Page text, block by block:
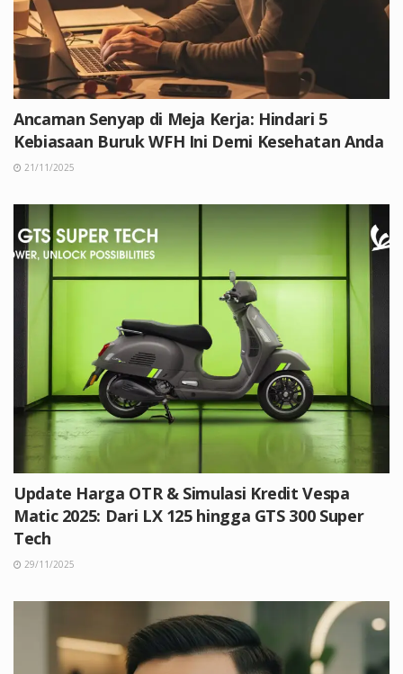
Ancaman Senyap di Meja Kerja: Hindari 5
Kebiasaan Buruk WFH Ini Demi Kesehatan Anda
21/11/2025
Update Harga OTR & Simulasi Kredit Vespa
Matic 2025: Dari LX 125 hingga GTS 300 Super
Tech
29/11/2025